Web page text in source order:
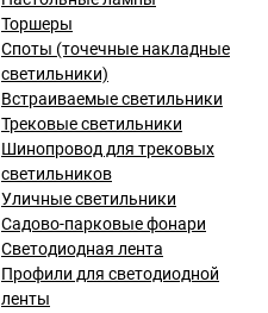
Торшеры
Споты (точечные накладные
светильники)
Встраиваемые светильники
Трековые светильники
Шинопровод для трековых
светильников
Уличные светильники
Садово-парковые фонари
Светодиодная лента
Профили для светодиодной
ленты